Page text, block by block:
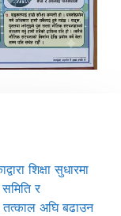
शिक्षा सुधारमा
र
तत्काल अघि बढाउन